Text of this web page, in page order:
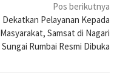
Pos berikutnya
Dekatkan Pelayanan Kepada
Masyarakat, Samsat di Nagari
Sungai Rumbai Resmi Dibuka